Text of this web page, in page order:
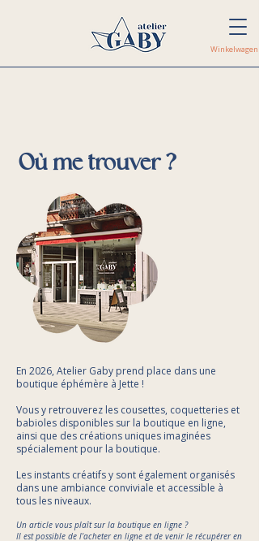
Winkelwagen
Où me trouver ?
En 2026, Atelier Gaby prend place dans une
boutique éphémère à Jette !
Vous y retrouverez les cousettes, coquetteries et
babioles disponibles sur la boutique en ligne,
ainsi que des créations uniques imaginées
spécialement pour la boutique.
Les instants créatifs y sont également organisés
dans une ambiance conviviale et accessible à
tous les niveaux.
Un article vous plaît sur la boutique en ligne ?
Il est possible de l'acheter en ligne et de venir le récupérer en